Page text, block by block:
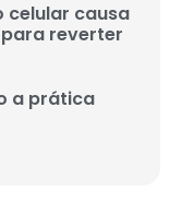
celular causa
reverter
a prática